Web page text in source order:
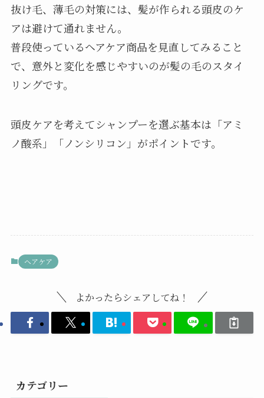
抜け毛、薄毛の対策には、髪が作られる頭皮のケ
アは避けて通れません。
普段使っているヘアケア商品を見直してみること
で、意外と変化を感じやすいのが髪の毛のスタイ
リングです。
頭皮ケアを考えてシャンプーを選ぶ基本は「アミ
ノ酸系」「ノンシリコン」がポイントです。
ヘアケア
よかったらシェアしてね！
カテゴリー